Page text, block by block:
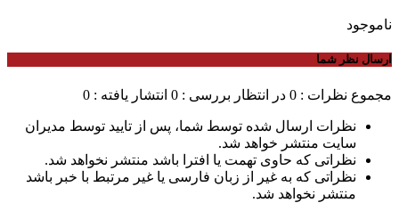
ناموجود
ارسال نظر شما
مجموع نظرات : 0 در انتظار بررسی : 0 انتشار یافته : 0
نظرات ارسال شده توسط شما، پس از تایید توسط مدیران
سایت منتشر خواهد شد.
نظراتی که حاوی تهمت یا افترا باشد منتشر نخواهد شد.
نظراتی که به غیر از زبان فارسی یا غیر مرتبط با خبر باشد
منتشر نخواهد شد.